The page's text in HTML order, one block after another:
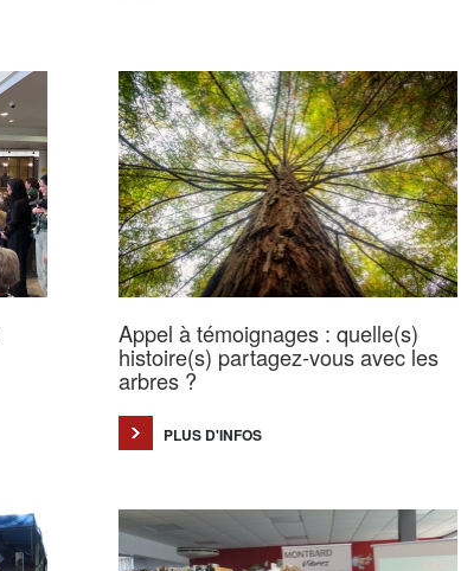
Appel à témoignages : quelle(s)
histoire(s) partagez-vous avec les
arbres ?
PLUS D'INFOS